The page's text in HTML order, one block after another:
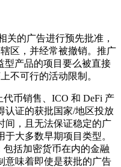
关的广告进行预先批准，
区，并经常被撤销。推广
型产品的项目要么被直接
不可行的活动限制。
币销售、ICO 和 DeFi 产
认证的获批国家/地区投放
间，且无法保证稳定的广
大多数早期项目类型。
包括加密货币在内的金融
意味着即使是获批的广告